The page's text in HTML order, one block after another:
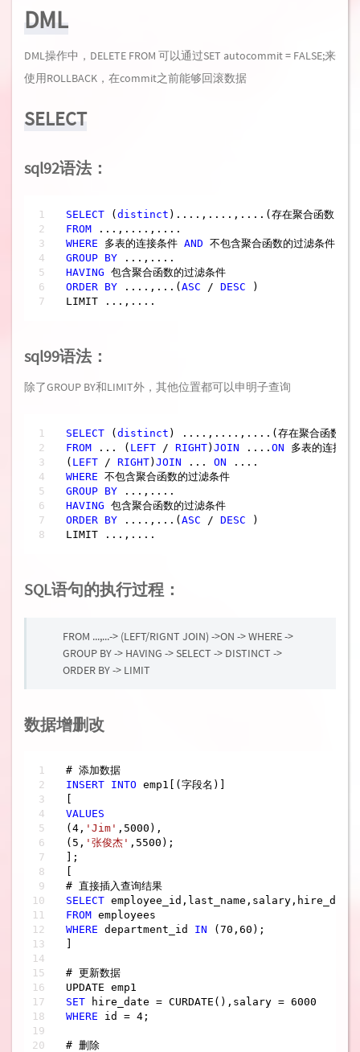
DML
DML操作中，DELETE FROM 可以通过SET autocommit = FALSE;来
使用ROLLBACK，在commit之前能够回滚数据
SELECT
sql92语法：
SELECT (distinct
FROM
WHERE 多表的连接条件 AND
GROUP BY
HAVING
ORDER BY ....,...(ASC / DESC )
LIMIT ...,....
sql99语法：
除了GROUP BY和LIMIT外，其他位置都可以申明子查询
SELECT (distinct
FROM ... ( LEFT / RIGHT) JOIN .... ON 多表的连接
( LEFT / RIGHT) JOIN ... ON
WHERE
GROUP BY
HAVING
ORDER BY ....,...(ASC / DESC )
LIMIT ...,....
SQL语句的执行过程：
FROM ...,...-> (LEFT/RIGNT JOIN) ->ON -> WHERE ->
GROUP BY -> HAVING -> SELECT -> DISTINCT ->
ORDER BY -> LIMIT
数据增删改
INSERT INTO emp1[(字段名)]
VALUES
( 4 , 'Jim' , 5000 ),
( 5 , '张俊杰' , 5500 );
];
SELECT
FROM
WHERE department_id IN ( 70 , 60 );
# 更新数据
SET hire_date = CURDATE(),salary = 6000
WHERE id = 4 ;